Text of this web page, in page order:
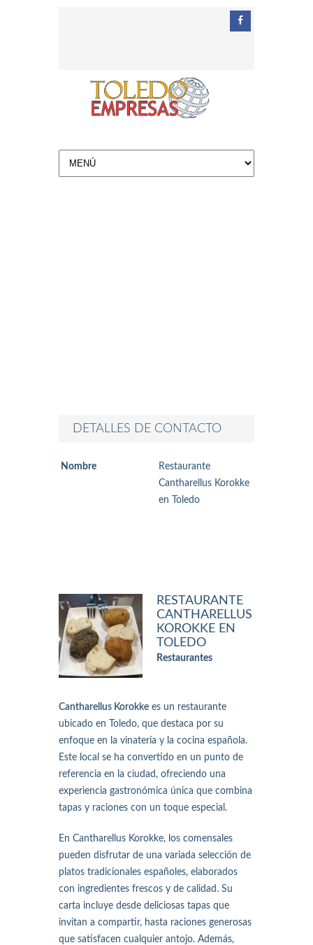
DETALLES DE CONTACTO
Nombre
Restaurante
Cantharellus Korokke
en Toledo
RESTAURANTE
CANTHARELLUS
KOROKKE EN
TOLEDO
Restaurantes
Cantharellus Korokke es un restaurante
ubicado en Toledo, que destaca por su
enfoque en la vinatería y la cocina española.
Este local se ha convertido en un punto de
referencia en la ciudad, ofreciendo una
experiencia gastronómica única que combina
tapas y raciones con un toque especial.
En Cantharellus Korokke, los comensales
pueden disfrutar de una variada selección de
platos tradicionales españoles, elaborados
con ingredientes frescos y de calidad. Su
carta incluye desde deliciosas tapas que
invitan a compartir, hasta raciones generosas
que satisfacen cualquier antojo. Además,